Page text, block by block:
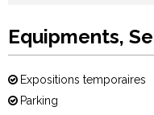
Equipments,
Expositions temporaires
Parking